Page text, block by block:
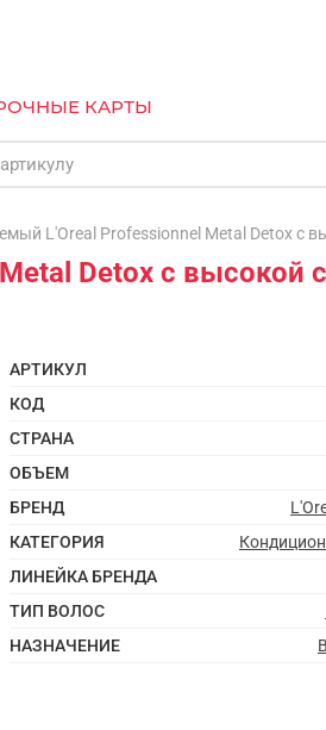
КАРТЫ
L'Oreal Professionnel Metal Detox с
Detox с высокой
АРТИКУЛ
КОД
СТРАНА
ОБЪЕМ
БРЕНД
КАТЕГОРИЯ
ЛИНЕЙКА БРЕНДА
ТИП ВОЛОС
НАЗНАЧЕНИЕ